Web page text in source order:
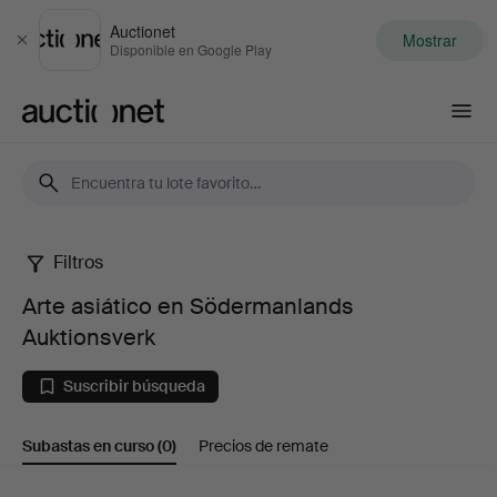
Cerrar
Auctionet
Disponible en Google Play Mostrar
Arte
asiático
en
Södermanlands
Filtros
Arte asiático en Södermanlands
Auktionsverk
Suscribir búsqueda
Subastas en curso(0) Precios de remate